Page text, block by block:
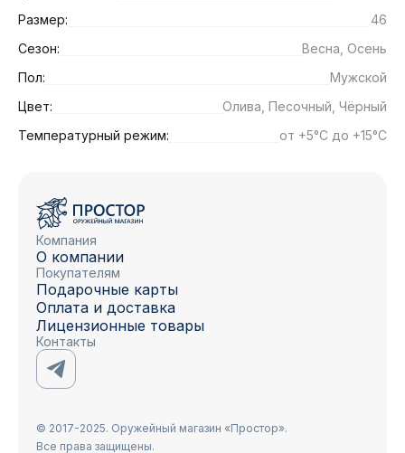
Размер:
46
Сезон:
Весна, Осень
Пол:
Мужской
Цвет:
Олива, Песочный, Чёрный
Температурный режим:
от +5°C до +15°C
Компания
О компании
Покупателям
Подарочные карты
Оплата и доставка
Лицензионные товары
Контакты
© 2017-2025. Оружейный магазин «Простор».
Все права защищены.